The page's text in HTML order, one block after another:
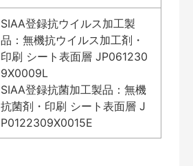
SIAA登録抗ウイルス加工製
品：無機抗ウイルス加工剤・
印刷 シート表面層 JP061230
9X0009L
SIAA登録抗菌加工製品：無機
抗菌剤・印刷 シート表面層 J
P0122309X0015E